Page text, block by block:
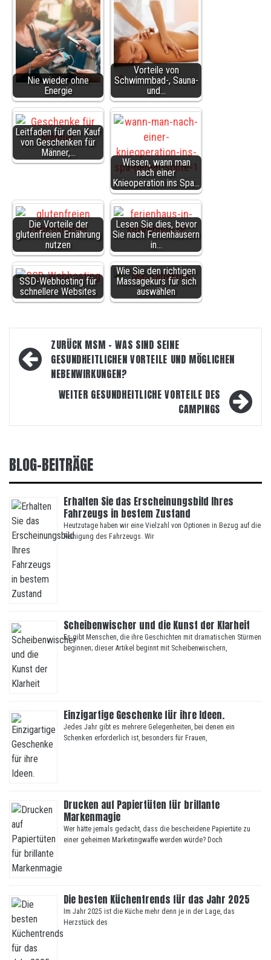
Nie wieder ohne
Energie
Vorteile von
Schwimmbad-, Sauna-
und…
Leitfaden für den Kauf
von Geschenken für
Männer,…
Wissen, wann man
nach einer
Knieoperation ins Spa…
Die Vorteile der
glutenfreien Ernährung
nutzen
Lesen Sie dies, bevor
Sie nach Ferienhäusern
in…
SSD-Webhosting für
schnellere Websites
Wie Sie den richtigen
Massagekurs für sich
auswählen
Beitragsnavigation
ZURÜCK MSM – WAS SIND SEINE
GESUNDHEITLICHEN VORTEILE UND MÖGLICHEN
NEBENWIRKUNGEN?
WEITER GESUNDHEITLICHE VORTEILE DES
CAMPINGS
BLOG-BEITRÄGE
Erhalten Sie das Erscheinungsbild Ihres
Fahrzeugs in bestem Zustand
Heutzutage haben wir eine Vielzahl von Optionen in Bezug auf die
Reinigung des Fahrzeugs. Wir
Scheibenwischer und die Kunst der Klarheit
Es gibt Menschen, die ihre Geschichten mit dramatischen Stürmen
beginnen; dieser Artikel beginnt mit Scheibenwischern,
Einzigartige Geschenke für ihre Ideen.
Jedes Jahr gibt es mehrere Gelegenheiten, bei denen ein
Schenken erforderlich ist, besonders für Frauen,
Drucken auf Papiertüten für brillante
Markenmagie
Wer hätte jemals gedacht, dass die bescheidene Papiertüte zu
einer geheimen Marketingwaffe werden würde? Doch
Die besten Küchentrends für das Jahr 2025
Im Jahr 2025 ist die Küche mehr denn je in der Lage, das
Herzstück des